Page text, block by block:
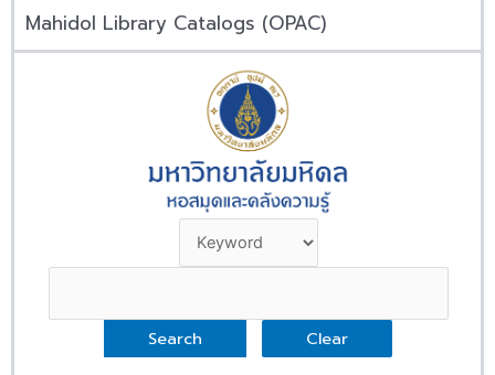
Mahidol Library Catalogs (OPAC)